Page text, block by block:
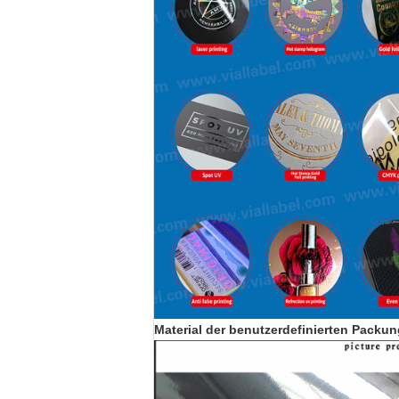
Material der benutzerdefinierten